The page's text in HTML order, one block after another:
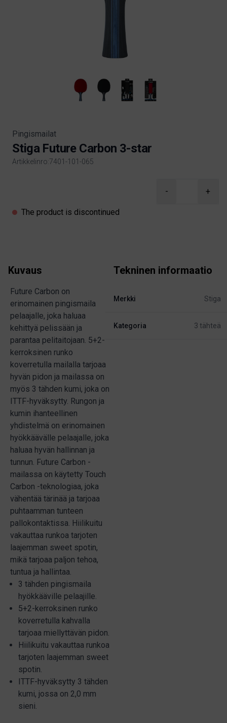
Pingismailat
Stiga Future Carbon 3-star
Artikkelinro:7401-101-065
- +
The product is discontinued
Kuvaus
Future Carbon on
erinomainen pingismaila
pelaajalle, joka haluaa
kehittyä pelissään ja
parantaa pelitaitojaan. 5+2-
kerroksinen runko
koverretulla mailalla tarjoaa
hyvän pidon ja mailassa on
myös 3 tähden kumi, joka on
ITTF-hyväksytty. Rungon ja
kumin ihanteellinen
yhdistelmä on erinomainen
hyökkäävälle pelaajalle, joka
haluaa hyvän hallinnan ja
tunnun. Future Carbon -
mailassa on käytetty Touch
Carbon -teknologiaa, joka
vähentää tärinää ja tarjoaa
puhtaamman tunteen
pallokontaktissa. Hiilikuitu
vakauttaa runkoa tarjoten
laajemman sweet spotin,
mikä tarjoaa paljon tehoa,
tuntua ja hallintaa.
3 tähden pingismaila
hyökkääville pelaajille.
5+2-kerroksinen runko
koverretulla kahvalla
tarjoaa miellyttävän pidon.
Hiilikuitu vakauttaa runkoa
tarjoten laajemman sweet
spotin.
ITTF-hyväksytty 3 tähden
kumi, jossa on 2,0 mm
sieni.
Tekninen informaatio
Merkki Stiga
Kategoria 3 tähteä